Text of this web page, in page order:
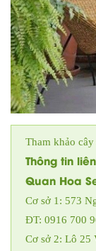
Tham khảo
Thông tin
Quan Hoa
Cơ sở 1: 573
ĐT: 0916 700
Cơ sở 2: Lô 25